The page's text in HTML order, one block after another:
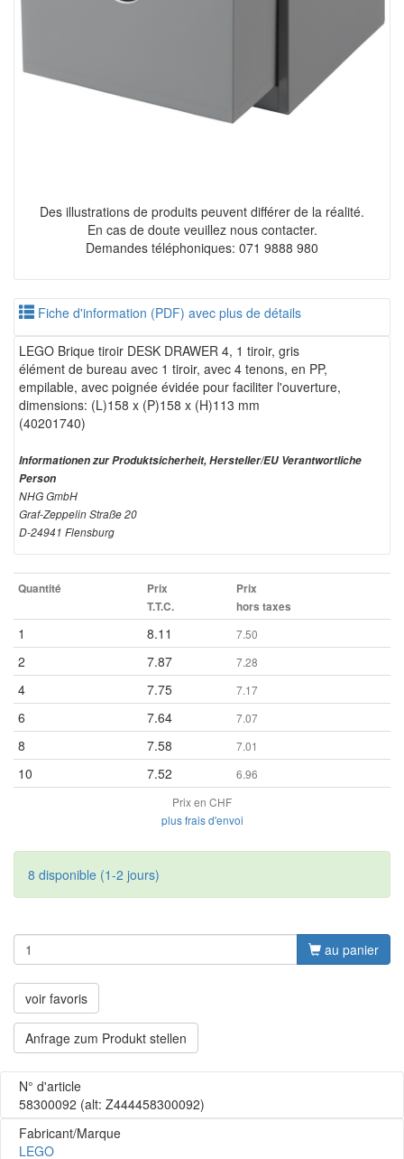
Des illustrations de produits peuvent différer de la réalité.
En cas de doute veuillez nous contacter.
Demandes téléphoniques: 071 9888 980
Fiche d'information (PDF) avec plus de détails
LEGO Brique tiroir DESK DRAWER 4, 1 tiroir, gris
élément de bureau avec 1 tiroir, avec 4 tenons, en PP,
empilable, avec poignée évidée pour faciliter l'ouverture,
dimensions: (L)158 x (P)158 x (H)113 mm
(40201740)
Informationen zur Produktsicherheit, Hersteller/EU Verantwortliche
Person
NHG GmbH
Graf-Zeppelin Straße 20
D-24941 Flensburg
Quantité
Prix
T.T.C.
Prix
hors taxes
1 8.11 7.50
2 7.87 7.28
4 7.75 7.17
6 7.64 7.07
8 7.58 7.01
10 7.52
6.96
Prix en CHF
plus frais d'envoi
8 disponible (1-2 jours)
au panier
voir favoris
Anfrage zum Produkt stellen
N° d'article
58300092 (alt: Z444458300092)
Fabricant/Marque
LEGO